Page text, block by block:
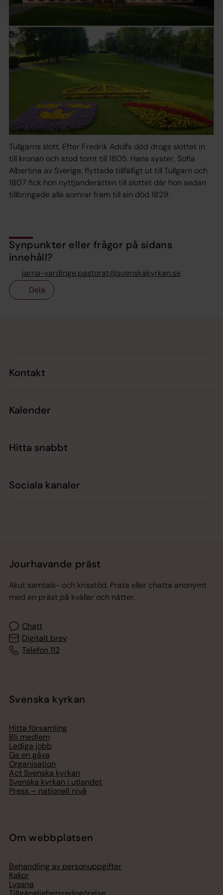
Tullgarns slott. Efter Fredrik Adolfs död drogs slottet in
till kronan och stod tomt till 1805. Hans syster, Sofia
Albertina av Sverige, flyttade tillfälligt ut till Tullgarn och
1807 fick hon nyttjanderätten till slottet där hon sedan
tillbringade alla somrar fram till sin död 1829.
Synpunkter eller frågor på sidans
innehåll?
jarna-vardinge.pastorat@svenskakyrkan.se
Dela
Kontakt
Kalender
Hitta snabbt
Sociala kanaler
Jourhavande präst
Akut samtals- och krisstöd. Prata eller chatta anonymt
med en präst på kvällar och nätter.
Chatt
Digitalt brev
Telefon 112
Svenska kyrkan
Hitta församling
Bli medlem
Lediga jobb
Ge en gåva
Organisation
Act Svenska kyrkan
Svenska kyrkan i utlandet
Press – nationell nivå
Om webbplatsen
Behandling av personuppgifter
Kakor
Lyssna